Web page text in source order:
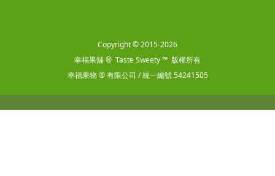
Copyright © 2015-2026
幸福果舖 ® Taste Sweety ™ 版權所有
幸福果物 ® 有限公司 / 統一編號 54241505